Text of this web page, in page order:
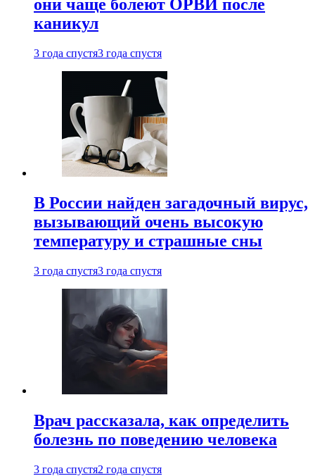
они чаще болеют ОРВИ после
каникул
3 года спустя3 года спустя
В России найден загадочный вирус,
вызывающий очень высокую
температуру и страшные сны
3 года спустя3 года спустя
Врач рассказала, как определить
болезнь по поведению человека
3 года спустя2 года спустя